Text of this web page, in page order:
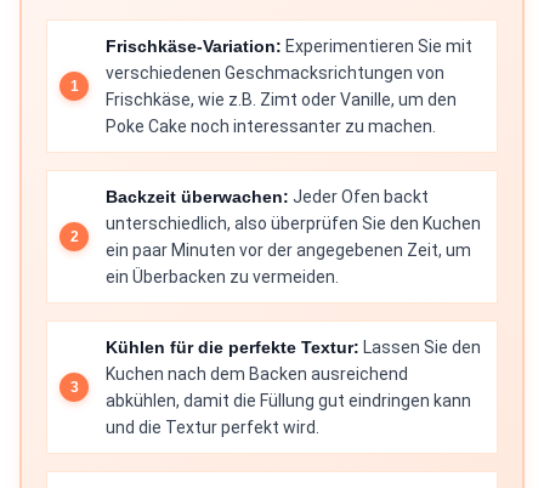
Frischkäse-Variation: Experimentieren Sie mit
verschiedenen Geschmacksrichtungen von
Frischkäse, wie z.B. Zimt oder Vanille, um den
Poke Cake noch interessanter zu machen.
Backzeit überwachen: Jeder Ofen backt
unterschiedlich, also überprüfen Sie den Kuchen
ein paar Minuten vor der angegebenen Zeit, um
ein Überbacken zu vermeiden.
Kühlen für die perfekte Textur: Lassen Sie den
Kuchen nach dem Backen ausreichend
abkühlen, damit die Füllung gut eindringen kann
und die Textur perfekt wird.